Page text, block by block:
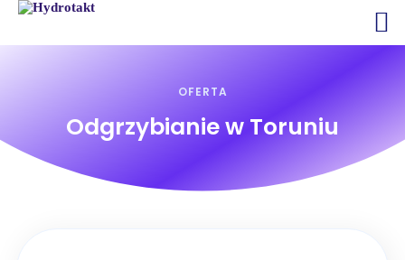
OFERTA
Odgrzybianie w Toruniu